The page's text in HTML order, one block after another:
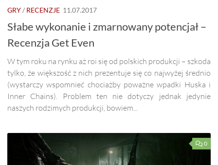
GRY/ RECENZJE 11.07.2017
Słabe wykonanie i zmarnowany potencjał –
Recenzja Get Even
W tym roku na rynku aż roi się od polskich produkcji – szkoda
tylko, że większość z nich prezentuje się co najwyżej średnio
(wystarczy wspomnieć chociażby poważne wpadki Huska i
Inner Chains). Problem ten nie dotyczy jednak jedynie
naszych rodzimych produkcji, bowiem...
0